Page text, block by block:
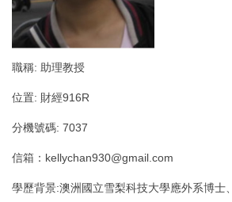
職稱: 助理教授
位置: 財經916R
分機號碼: 7037
信箱：kellychan930@gmail.com
學歷背景:澳洲國立雪梨科技大學應外系博士